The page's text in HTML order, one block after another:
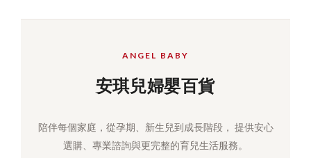
ANGEL BABY
安琪兒婦嬰百貨
陪伴每個家庭，從孕期、新生兒到成長階段， 提供安心
選購、專業諮詢與更完整的育兒生活服務。